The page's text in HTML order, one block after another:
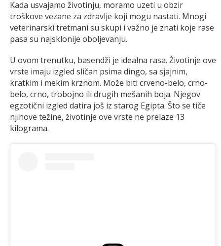
Kada usvajamo životinju, moramo uzeti u obzir
troškove vezane za zdravlje koji mogu nastati. Mnogi
veterinarski tretmani su skupi i važno je znati koje rase
pasa su najsklonije oboljevanju.
U ovom trenutku, basendži je idealna rasa. Životinje ove
vrste imaju izgled sličan psima dingo, sa sjajnim,
kratkim i mekim krznom. Može biti crveno-belo, crno-
belo, crno, trobojno ili drugih mešanih boja. Njegov
egzotični izgled datira još iz starog Egipta. Što se tiče
njihove težine, životinje ove vrste ne prelaze 13
kilograma.